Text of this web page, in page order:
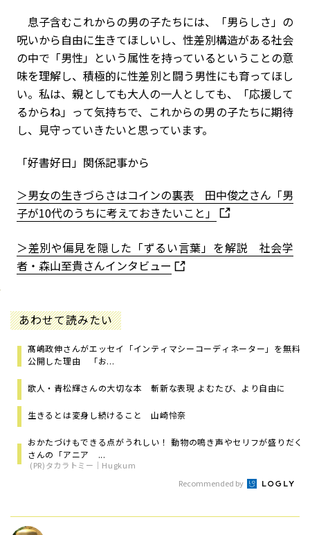
息子含むこれからの男の子たちには、「男らしさ」の
呪いから自由に生きてほしいし、性差別構造がある社会
の中で「男性」という属性を持っているということの意
味を理解し、積極的に性差別と闘う男性にも育ってほし
い。私は、親としても大人の一人としても、「応援して
るからね」って気持ちで、これからの男の子たちに期待
し、見守っていきたいと思っています。
「好書好日」関係記事から
＞男女の生きづらさはコインの裏表 田中俊之さん「男
子が10代のうちに考えておきたいこと」
＞差別や偏見を隠した「ずるい言葉」を解説 社会学
者・森山至貴さんインタビュー
あわせて読みたい
髙嶋政伸さんがエッセイ「インティマシーコーディネーター」を無料
公開した理由 「お...
歌人・青松輝さんの大切な本 斬新な表現 よむたび、より自由に
生きるとは変身し続けること 山崎怜奈
おかたづけもできる点がうれしい！ 動物の鳴き声やセリフが盛りだく
さんの「アニア ...
(PR)タカラトミー｜Hugkum
Recommended by